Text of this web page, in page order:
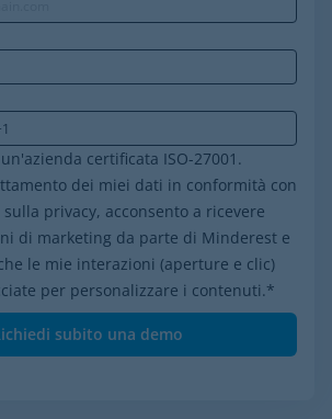
certificata ISO-27001.
dei miei dati in conformità con
privacy, acconsento a ricevere
di marketing da parte di Minderest e
le mie interazioni (aperture e clic)
per personalizzare i contenuti.*